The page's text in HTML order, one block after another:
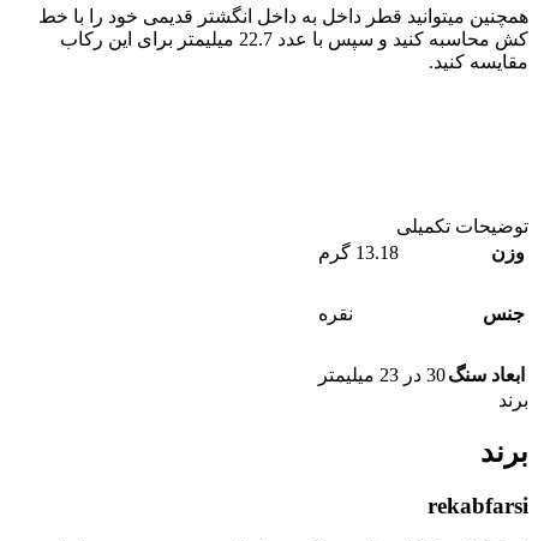
همچنین میتوانید قطر داخل به داخل انگشتر قدیمی خود را با خط
کش محاسبه کنید و سپس با عدد 22.7 میلیمتر برای این رکاب
مقایسه کنید.
توضیحات تکمیلی
وزن
13.18 گرم
جنس نقره
ابعاد سنگ30 در 23 میلیمتر
برند
برند
rekabfarsi